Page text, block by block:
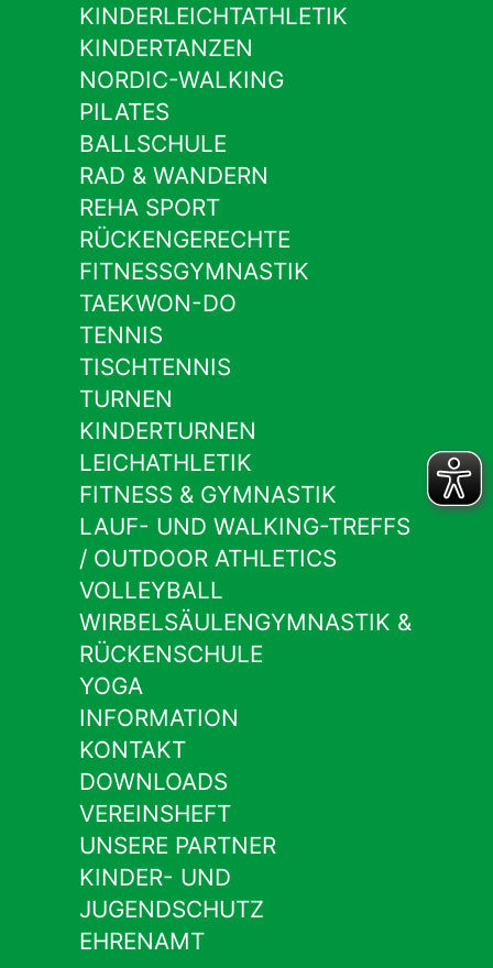
KINDERLEICHTATHLETIK
KINDERTANZEN
NORDIC-WALKING
PILATES
BALLSCHULE
RAD & WANDERN
REHA SPORT
RÜCKENGERECHTE
FITNESSGYMNASTIK
TAEKWON-DO
TENNIS
TISCHTENNIS
TURNEN
KINDERTURNEN
LEICHATHLETIK
FITNESS & GYMNASTIK
LAUF- UND WALKING-TREFFS
/ OUTDOOR ATHLETICS
VOLLEYBALL
WIRBELSÄULENGYMNASTIK &
RÜCKENSCHULE
YOGA
INFORMATION
KONTAKT
DOWNLOADS
VEREINSHEFT
UNSERE PARTNER
KINDER- UND
JUGENDSCHUTZ
EHRENAMT